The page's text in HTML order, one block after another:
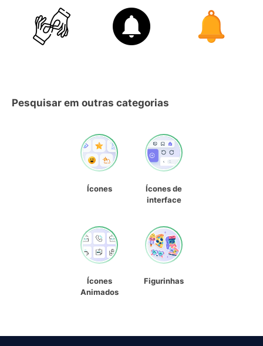
Pesquisar em outras categorias
Ícones
Ícones de
interface
Ícones
Animados
Figurinhas